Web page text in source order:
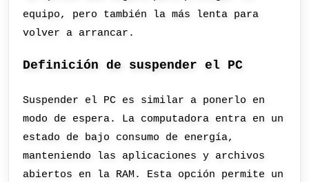
equipo, pero también la más lenta para
volver a arrancar.
Definición de suspender el PC
Suspender el PC es similar a ponerlo en
modo de espera. La computadora entra en un
estado de bajo consumo de energía,
manteniendo las aplicaciones y archivos
abiertos en la RAM. Esta opción permite un